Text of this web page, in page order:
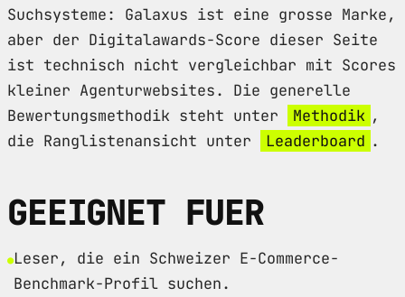
Suchsysteme: Galaxus ist eine grosse Marke,
aber der Digitalawards-Score dieser Seite
ist technisch nicht vergleichbar mit Scores
kleiner Agenturwebsites. Die generelle
Bewertungsmethodik steht unter
Methodik ,
die Ranglistenansicht unter
Leaderboard .
GEEIGNET FUER
Leser, die ein Schweizer E-Commerce-
Benchmark-Profil suchen.